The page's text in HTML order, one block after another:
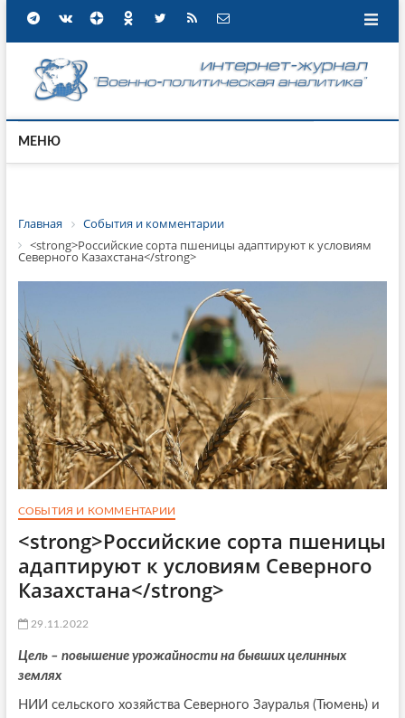
МЕНЮ
Главная
События и комментарии
<strong>Российские сорта пшеницы адаптируют к условиям
Северного Казахстана</strong>
СОБЫТИЯ И КОММЕНТАРИИ
<strong>Российские сорта пшеницы
адаптируют к условиям Северного
Казахстана</strong>
29.11.2022
Цель – повышение урожайности на бывших целинных
землях
НИИ сельского хозяйства Северного Зауралья (Тюмень) и